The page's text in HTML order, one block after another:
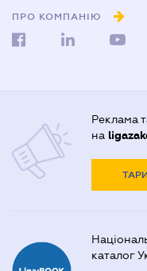
ПРО КОМПАНІЮ
Реклама
на
каталог